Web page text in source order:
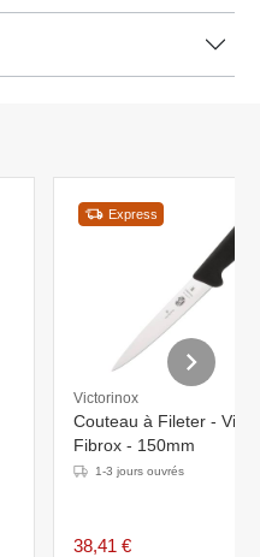
Express
Victorinox
Couteau à Fileter -
Fibrox - 150mm
1-3 jours ouvrés
38,41 €